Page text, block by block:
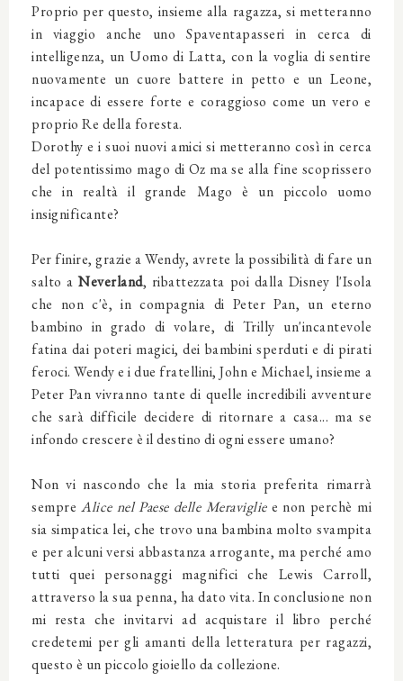
Proprio per questo, insieme alla ragazza, si metteranno
in viaggio anche uno Spaventapasseri in cerca di
intelligenza, un Uomo di Latta, con la voglia di sentire
nuovamente un cuore battere in petto e un Leone,
incapace di essere forte e coraggioso come un vero e
proprio Re della foresta.
Dorothy e i suoi nuovi amici si metteranno così in cerca
del potentissimo mago di Oz ma se alla fine scoprissero
che in realtà il grande Mago è un piccolo uomo
insignificante?
Per finire, grazie a Wendy, avrete la possibilità di fare un
salto aNeverland, ribattezzata poi dalla Disney l'Isola
che non c'è, in compagnia di Peter Pan, un eterno
bambino in grado di volare, di Trilly un'incantevole
fatina dai poteri magici, dei bambini sperduti e di pirati
feroci. Wendy e i due fratellini, John e Michael, insieme a
Peter Pan vivranno tante di quelle incredibili avventure
che sarà difficile decidere di ritornare a casa... ma se
infondo crescere è il destino di ogni essere umano?
Non vi nascondo che la mia storia preferita rimarrà
sempreAlice nel Paese delle Meraviglie e non perchè mi
sia simpatica lei, che trovo una bambina molto svampita
e per alcuni versi abbastanza arrogante, ma perché amo
tutti quei personaggi magnifici che Lewis Carroll,
attraverso la sua penna, ha dato vita. In conclusione non
mi resta che invitarvi ad acquistare il libro perché
credetemi per gli amanti della letteratura per ragazzi,
questo è un piccolo gioiello da collezione.